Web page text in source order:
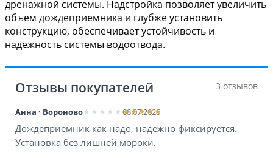
дренажной системы. Надстройка позволяет увеличить
объем дождеприемника и глубже установить
конструкцию, обеспечивает устойчивость и
надежность системы водоотвода.
Отзывы покупателей 3 отзывов
Анна · Вороново 08.07.2026
Дождеприемник как надо, надежно фиксируется.
Установка без лишней мороки.